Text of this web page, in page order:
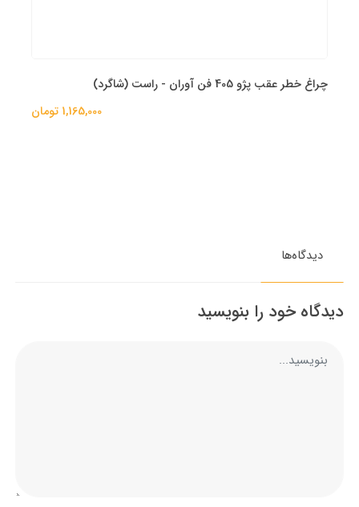
چراغ خطر عقب پژو 405 فن آوران - راست (شاگرد)
1,165,000 تومان
دیدگاه‌ها
دیدگاه خود را بنویسید